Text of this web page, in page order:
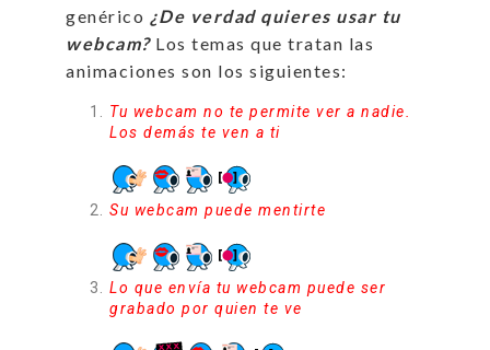
genérico ¿De verdad quieres usar tu
webcam?Los temas que tratan las
animaciones son los siguientes:
Tu webcam no te permite ver a nadie.
Los demás te ven a ti
Su webcam puede mentirte
Lo que envía tu webcam puede ser
grabado por quien te ve